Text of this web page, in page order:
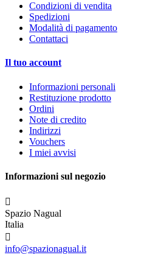
Condizioni di vendita
Spedizioni
Modalità di pagamento
Contattaci
Il tuo account
Informazioni personali
Restituzione prodotto
Ordini
Note di credito
Indirizzi
Vouchers
I miei avvisi
Informazioni sul negozio

Spazio Nagual
Italia

info@spazionagual.it